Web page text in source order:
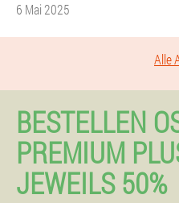
6 Mai 2025
Alle
BESTELLEN
PREMIUM
EWEILS 50%